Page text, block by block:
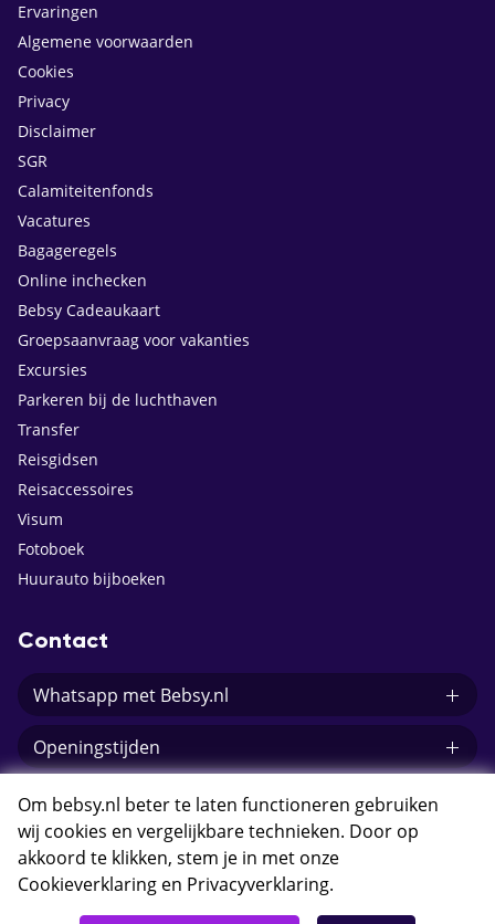
Ervaringen
Algemene voorwaarden
Cookies
Privacy
Disclaimer
SGR
Calamiteitenfonds
Vacatures
Bagageregels
Online inchecken
Bebsy Cadeaukaart
Groepsaanvraag voor vakanties
Excursies
Parkeren bij de luchthaven
Transfer
Reisgidsen
Reisaccessoires
Visum
Fotoboek
Huurauto bijboeken
Contact
Whatsapp met Bebsy.nl
Openingstijden
E-mail Bebsy.nl
Om bebsy.nl beter te laten functioneren gebruiken
wij cookies en vergelijkbare technieken. Door op
akkoord te klikken, stem je in met onze
Cookieverklaring en Privacyverklaring.